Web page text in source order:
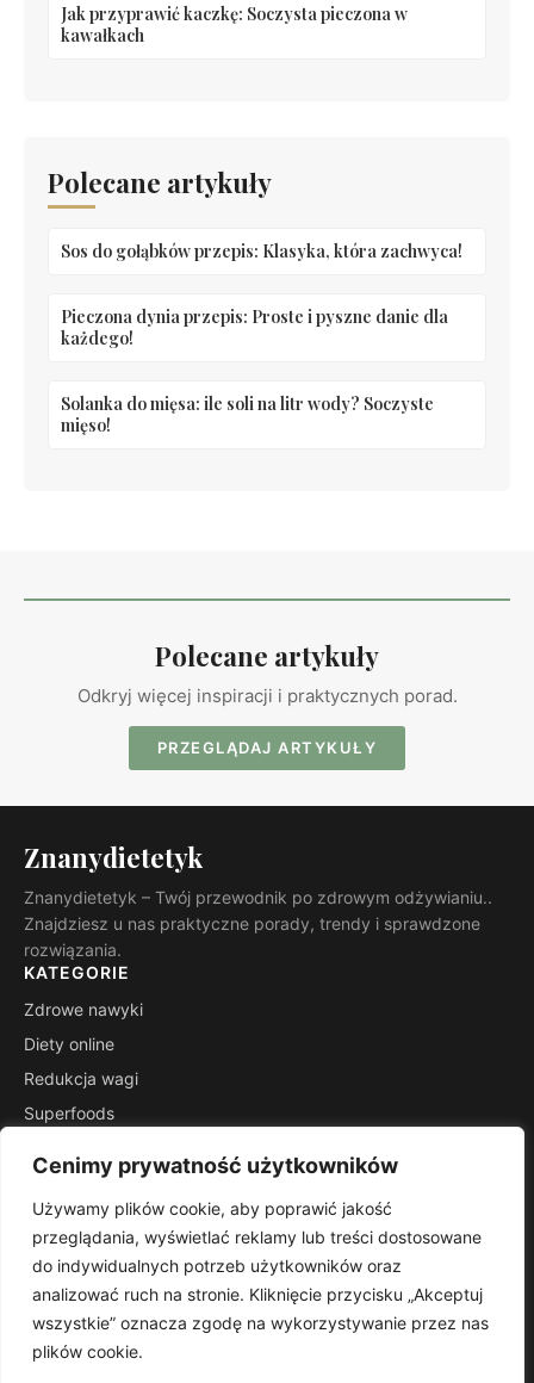
Cenimy prywatność użytkowników
Używamy plików cookie, aby poprawić jakość
przeglądania, wyświetlać reklamy lub treści dostosowane
do indywidualnych potrzeb użytkowników oraz
analizować ruch na stronie. Kliknięcie przycisku „Akceptuj
wszystkie” oznacza zgodę na wykorzystywanie przez nas
plików cookie.
Jak przyprawić kaczkę: Soczysta pieczona w
kawałkach
Polecane artykuły
Sos do gołąbków przepis: Klasyka, która zachwyca!
Pieczona dynia przepis: Proste i pyszne danie dla
każdego!
Solanka do mięsa: ile soli na litr wody? Soczyste
mięso!
Polecane artykuły
Odkryj więcej inspiracji i praktycznych porad.
PRZEGLĄDAJ ARTYKUŁY
Znanydietetyk
Znanydietetyk – Twój przewodnik po zdrowym odżywianiu..
Znajdziesz u nas praktyczne porady, trendy i sprawdzone
rozwiązania.
KATEGORIE
Zdrowe nawyki
Diety online
Redukcja wagi
Superfoods
Wiedza ekspertów
INFORMACJE
Kontakt
Mapa witryny
Polityka prywatności
RSS